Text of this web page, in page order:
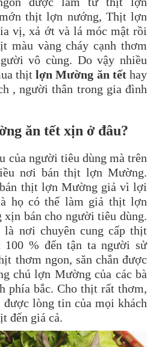
thịt lợn nướng, Thịt lợn
vị, xả ớt và lá móc mật rồi
màu vàng cháy cạnh thơm
vô cùng. Do vậy nhiều
thịtlợn Mường ăn tếthay
, người thân trong gia đình
ăn tết xịn ở đâu?
của người tiêu dùng mà trên
nơi bán thịt lợn Mường.
thịt lợn Mường giả vì lợi
họ có thể làm giả thịt lợn
bán cho người tiêu dùng.
nơi chuyên cung cấp thịt
% đến tận ta người sử
thơm ngon, săn chắn được
chú lợn Mường của các bà
phía bắc. Cho thịt rất thơm,
lòng tin của mọi khách
đến giá cả.